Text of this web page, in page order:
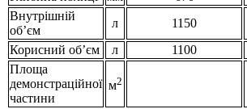
Внутрішній
об’єм
л 1150
Корисний об’єм
л 1100
Площа
демонстраційної
частини
м2